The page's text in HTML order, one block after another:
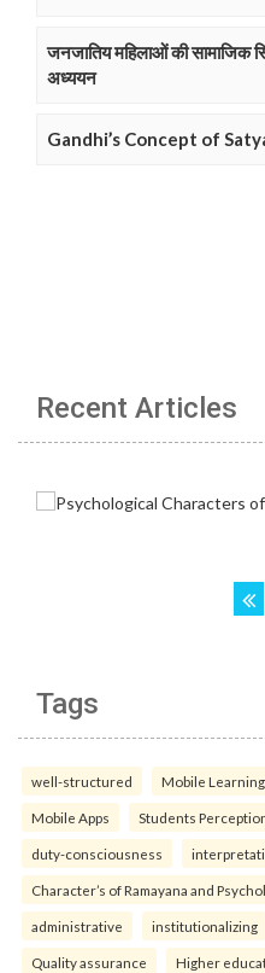
जनजातिय महिलाओं की सामाजिक
अध्ययन
Gandhi’s Concept of
Recent Articles
Tags
well-structured Mobile Learning
Mobile Apps Students
duty-consciousness
Character’s of Ramayana and
administrative institutionalizing
Quality assurance Higher